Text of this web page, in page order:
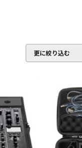
レコーディン
グ機器
更に絞り込む